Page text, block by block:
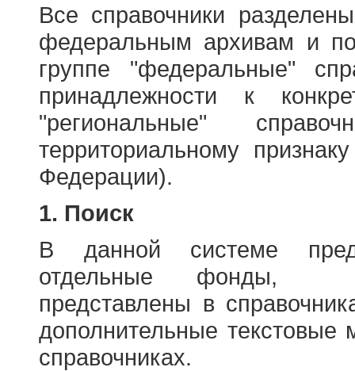
Все справочники
федеральным архивам и
группе "федеральные"
принадлежности к
"региональные"
территориальному
Федерации).
1. Поиск
В данной системе
отдельные фонды,
представлены в
дополнительные
справочниках.